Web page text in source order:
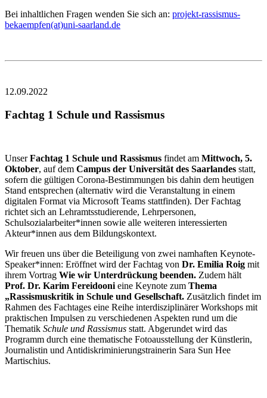
Bei inhaltlichen Fragen wenden Sie sich an: projekt-rassismus-
bekaempfen(at)uni-saarland.de
12.09.2022
Fachtag 1 Schule und Rassismus
UnserFachtag 1 Schule und Rassismus findet am Mittwoch, 5.
Oktober, auf dem Campus der Universität des Saarlandes statt,
sofern die gültigen Corona-Bestimmungen bis dahin dem heutigen
Stand entsprechen (alternativ wird die Veranstaltung in einem
digitalen Format via Microsoft Teams stattfinden). Der Fachtag
richtet sich an Lehramtsstudierende, Lehrpersonen,
Schulsozialarbeiter*innen sowie alle weiteren interessierten
Akteur*innen aus dem Bildungskontext.
Wir freuen uns über die Beteiligung von zwei namhaften Keynote-
Speaker*innen: Eröffnet wird der Fachtag von Dr. Emilia Roig mit
ihrem Vortrag Wie wir Unterdrückung beenden. Zudem hält
Prof. Dr. Karim Fereidooni eine Keynote zum Thema
„Rassismuskritik in Schule und Gesellschaft. Zusätzlich findet im
Rahmen des Fachtages eine Reihe interdisziplinärer Workshops mit
praktischen Impulsen zu verschiedenen Aspekten rund um die
Thematik Schule und Rassismus statt. Abgerundet wird das
Programm durch eine thematische Fotoausstellung der Künstlerin,
Journalistin und Antidiskriminierungstrainerin Sara Sun Hee
Martischius.